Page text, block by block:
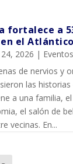
fortalece a
el Atlántico
24, 2026 | Eventos
de nervios y
las
a una familia,
el salón de
vecinas. En...